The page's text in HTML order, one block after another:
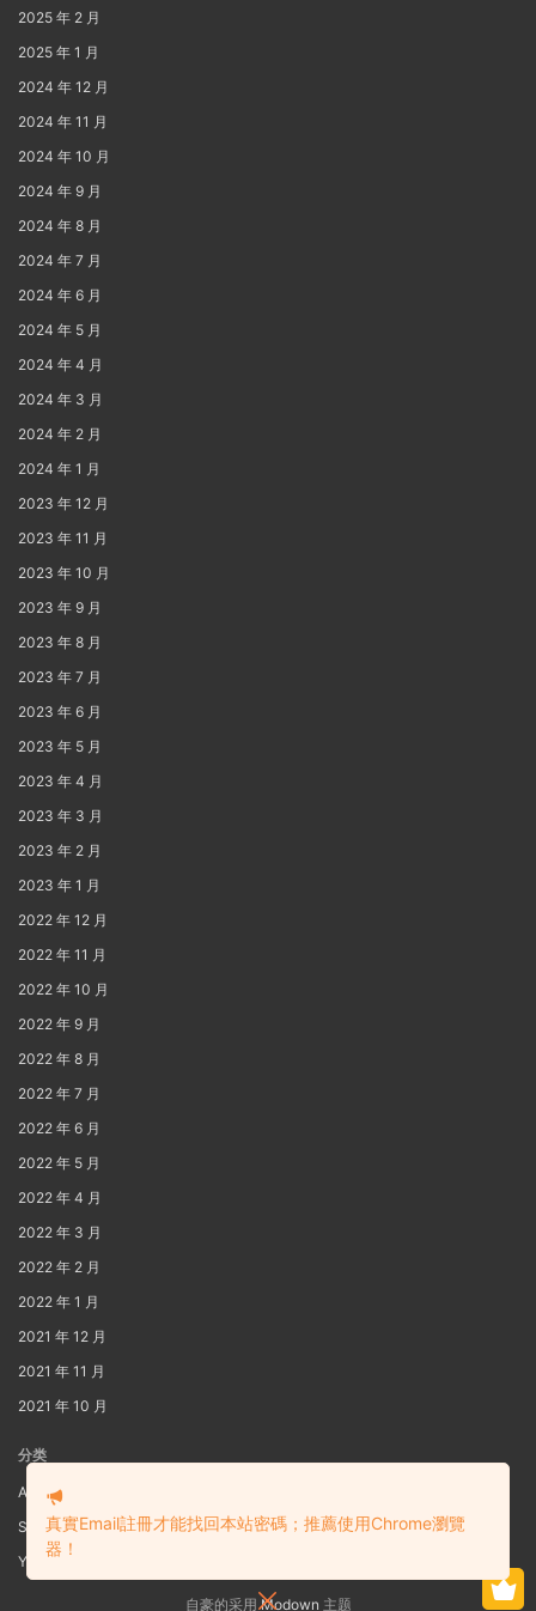
2025 年 2 月
2025 年 1 月
2024 年 12 月
2024 年 11 月
2024 年 10 月
2024 年 9 月
2024 年 8 月
2024 年 7 月
2024 年 6 月
2024 年 5 月
2024 年 4 月
2024 年 3 月
2024 年 2 月
2024 年 1 月
2023 年 12 月
2023 年 11 月
2023 年 10 月
2023 年 9 月
2023 年 8 月
2023 年 7 月
2023 年 6 月
2023 年 5 月
2023 年 4 月
2023 年 3 月
2023 年 2 月
2023 年 1 月
2022 年 12 月
2022 年 11 月
2022 年 10 月
2022 年 9 月
2022 年 8 月
2022 年 7 月
2022 年 6 月
2022 年 5 月
2022 年 4 月
2022 年 3 月
2022 年 2 月
2022 年 1 月
2021 年 12 月
2021 年 11 月
2021 年 10 月
分类
AIG
S3
Yaoi
自豪的采用Modown 主题
真實Email註冊才能找回本站密碼；推薦使用Chrome瀏覽
器！